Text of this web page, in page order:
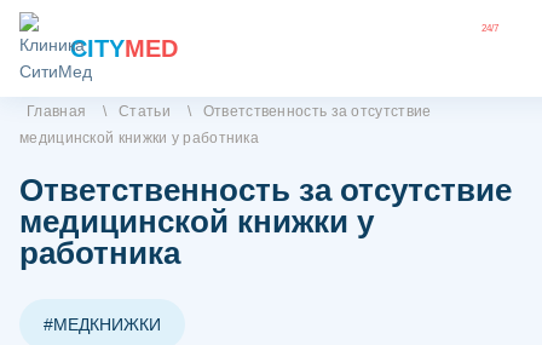
CITYMED
24/7
Главная \ Статьи \
Ответственность за отсутствие
медицинской книжки у работника
Ответственность за отсутствие
медицинской книжки у
работника
#МЕДКНИЖКИ